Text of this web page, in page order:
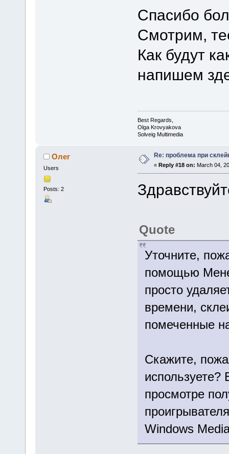
Спасибо
Смотрим,
Как будут
напишем
Best Regards,
Olga Krovyakova
Solveig Multimedia
Олег
Users
Posts: 2
Re: проблема при
« Reply #18 on: March 04,
Quote
Уточните,
помощью
просто
времени,
помеченные
Скажите,
просмотре
Windows